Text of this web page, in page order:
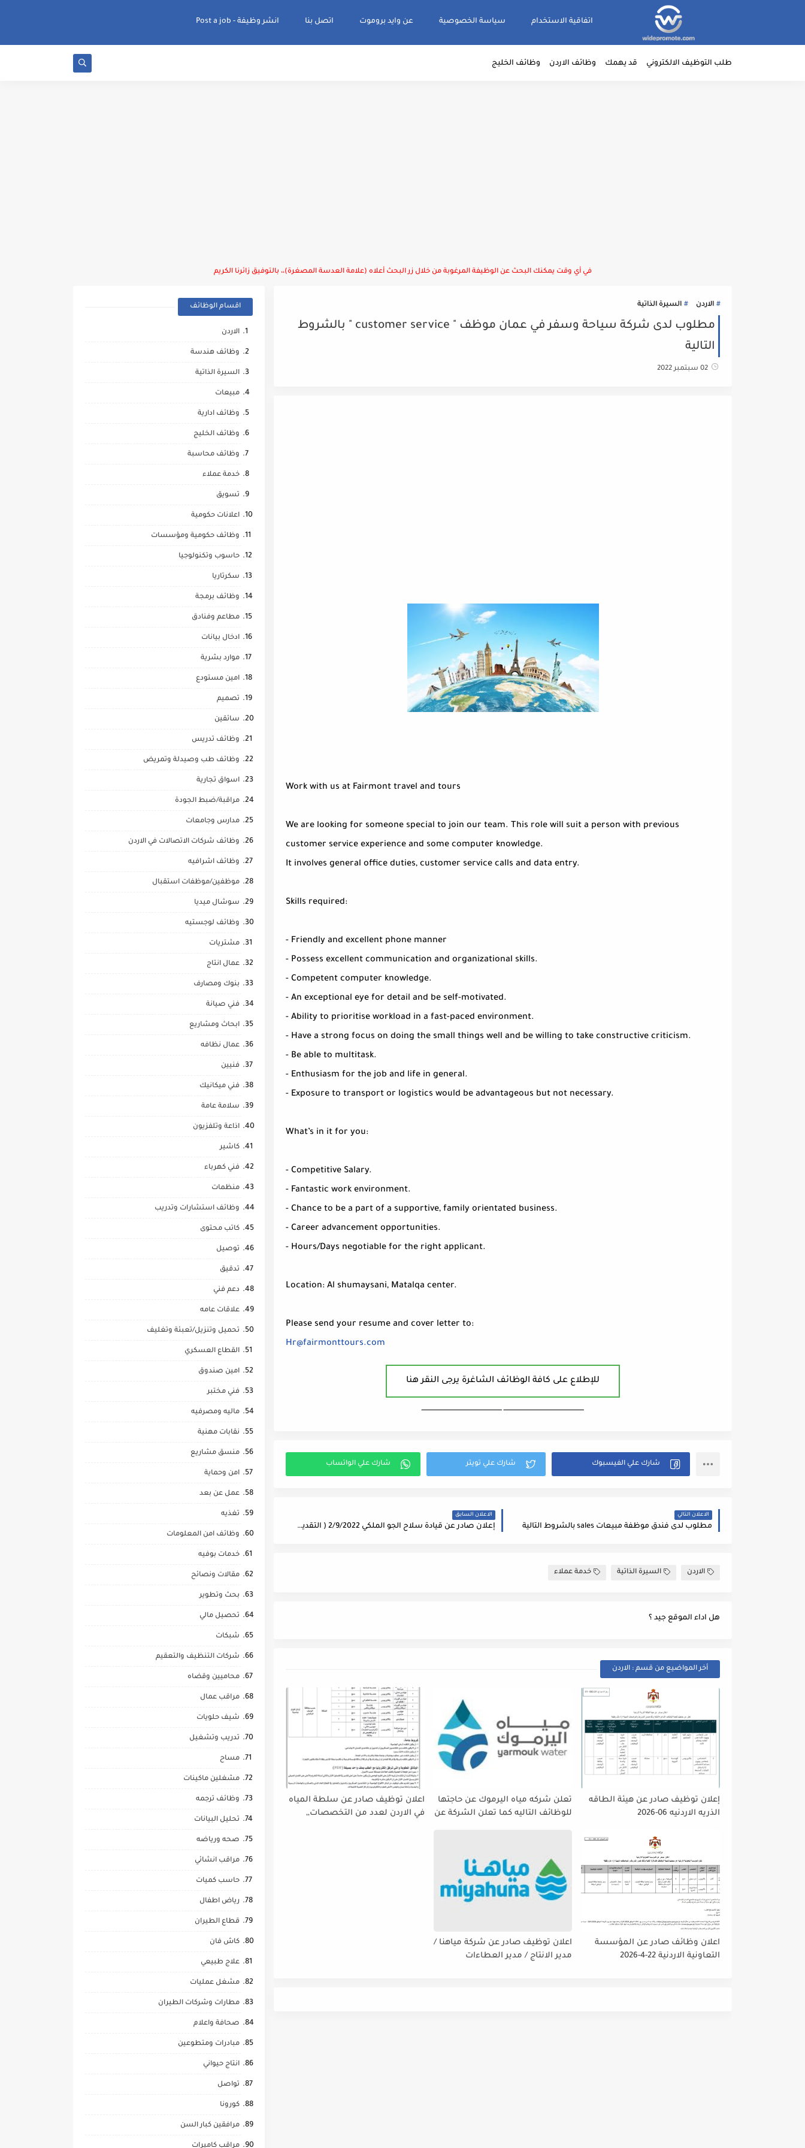
اتفاقية الاستخدام سياسة الخصوصية عن وايد بروموت اتصل بنا انشر وظيفة - Post a job
طلب التوظيف الالكتروني قد يهمك وظائف الاردن وظائف الخليج
في أي وقت يمكنك البحث عن الوظيفة المرغوبة من خلال زر البحث أعلاه (علامة العدسة المصغرة)،، بالتوفيق زائرنا الكريم
الاردن السيرة الذاتية
مطلوب لدى شركة سياحة وسفر في عمان موظف " customer service " بالشروط
التالية
02 سبتمبر 2022
Work with us at Fairmont travel and tours
We are looking for someone special to join our team. This role will suit a person with previous
customer service experience and some computer knowledge.
It involves general office duties, customer service calls and data entry.
Skills required:
- Friendly and excellent phone manner
- Possess excellent communication and organizational skills.
- Competent computer knowledge.
- An exceptional eye for detail and be self-motivated.
- Ability to prioritise workload in a fast-paced environment.
- Have a strong focus on doing the small things well and be willing to take constructive criticism.
- Be able to multitask.
- Enthusiasm for the job and life in general.
- Exposure to transport or logistics would be advantageous but not necessary.
What’s in it for you:
- Competitive Salary.
- Fantastic work environment.
- Chance to be a part of a supportive, family orientated business.
- Career advancement opportunities.
- Hours/Days negotiable for the right applicant.
Location: Al shumaysani, Matalqa center.
Please send your resume and cover letter to:
Hr@fairmonttours.com
للإطلاع على كافة الوظائف الشاغرة يرجى النقر هنا
ـــــــــــــــــــــــــــــــــــــــــــــــــــــــــــــــــــ ـــــــــــــــــــــــــــــــــــــــــــــــــــــــــــــــــــ
الاعلان التالي
مطلوب لدى فندق موظفة مبيعات sales بالشروط التالية
الاعلان السابق
إعلان صادر عن قيادة سلاح الجو الملكي 2/9/2022 ( التقديم الكتروني )
الاردن السيرة الذاتية خدمة عملاء
هل اداء الموقع جيد ؟
أخر المواضيع من قسم : الاردن
إعلان توظيف صادر عن هيئة الطاقه
الذريه الاردنيه 06-2026
تعلن شركه مياه اليرموك عن حاجتها
للوظائف التاليه كما تعلن الشركة عن
على إتاحة الفرصة الكافية أمام
الجميع لاستكمال إجراءات التقديم.
اعلان توظيف صادر عن سلطة المياه
في الاردن لعدد من التخصصات,,
اعلان وظائف صادر عن المؤسسة
التعاونية الاردنية 22-4-2026
اعلان توظيف صادر عن شركة مياهنا /
مدير الانتاج / مدير العطاءات
اقسام الوظائف
الاردن
وظائف هندسة
السيرة الذاتية
مبيعات
وظائف ادارية
وظائف الخليج
وظائف محاسبة
خدمة عملاء
تسويق
اعلانات حكومية
وظائف حكومية ومؤسسات
حاسوب وتكنولوجيا
سكرتاريا
وظائف برمجة
مطاعم وفنادق
ادخال بيانات
موارد بشرية
امين مستودع
تصميم
سائقين
وظائف تدريس
وظائف طب وصيدلة وتمريض
اسواق تجارية
مراقبة/ضبط الجودة
مدارس وجامعات
وظائف شركات الاتصالات في الاردن
وظائف اشرافيه
موظفين/موظفات استقبال
سوشال ميديا
وظائف لوجستيه
مشتريات
عمال انتاج
بنوك ومصارف
فني صيانة
ابحاث ومشاريع
عمال نظافه
فنيين
فني ميكانيك
سلامة عامة
اذاعة وتلفزيون
كاشير
فني كهرباء
منظمات
وظائف استشارات وتدريب
كاتب محتوى
توصيل
تدقيق
دعم فني
علاقات عامه
تحميل وتنزيل/تعبئة وتغليف
القطاع العسكري
امين صندوق
فني مختبر
ماليه ومصرفيه
نقابات مهنية
منسق مشاريع
امن وحماية
عمل عن بعد
تغذيه
وظائف امن المعلومات
خدمات بوفيه
مقالات ونصائح
بحث وتطوير
تحصيل مالي
شبكات
شركات التنظيف والتعقيم
محاميين وقضاه
مراقب عمال
شيف حلويات
تدريب وتشغيل
مساح
مشغلين ماكينات
وظائف ترجمه
تحليل البيانات
صحه ورياضه
مراقب انشائي
حاسب كميات
رياض اطفال
قطاع الطيران
كاش فان
علاج طبيعي
مشغل عمليات
مطارات وشركات الطيران
صحافة واعلام
مبادرات ومتطوعين
انتاج حيواني
تواصل
كورونا
مرافقين كبار السن
مراقب كاميرات